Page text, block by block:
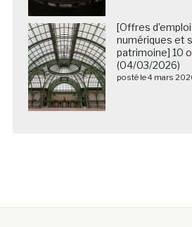
[Offres
numériques et
patrimoine] 10
(04/03/2026)
posté le 4 mars